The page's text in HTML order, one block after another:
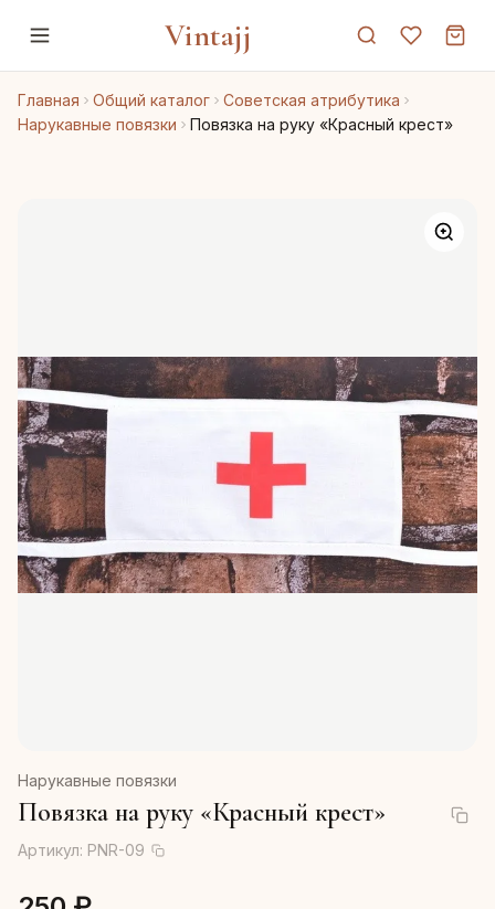
Vintajj
Главная Общий каталог
Советская атрибутика
Нарукавные повязки
Повязка на руку «Красный крест»
Нарукавные повязки
Повязка на руку «Красный крест»
Артикул: PNR-09